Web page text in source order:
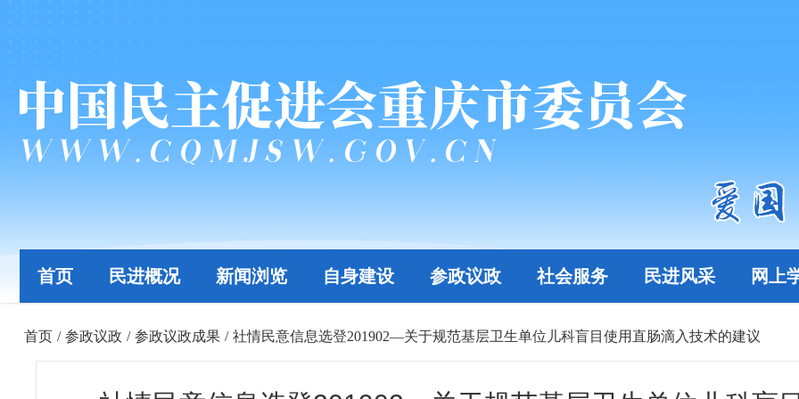
首页 民进概况 新闻浏览 自身建设 参政议政 社会服务 民进风采 网上
首页 / 参政议政 / 参政议政成果 / 社情民意信息选登201902—关于规范基层卫生单位儿科盲目使用直肠滴入技术的建议